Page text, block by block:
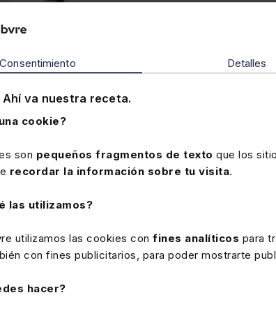
Consentimiento Detalles
Ahí va nuestra receta.
cookie?
son pequeños fragmentos de texto que los
recordar la información sobre tu visita.
las utilizamos?
utilizamos las cookies con fines analíticos para
con fines publicitarios, para poder mostrarte
hacer?
(RIJ) es facilitador de una mejor conexión
para compartir ficheros de morosidad. Y la
(SPC), permite la formalización de acuerdos
se complementan y permiten realizar los
seguridad. Esta nueva integración aparece
gestión compuesto por una serie de módulos para
que se llevan a cabo desde el despacho de
estanterías con expedientes y las carpetas llenas
de gestión es